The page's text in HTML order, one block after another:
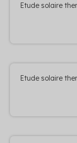
Etude solaire
Etude solaire